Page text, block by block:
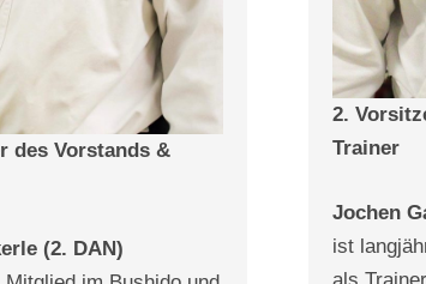
des Vorstands &
(2. DAN)
2.
Trainer
Jochen
ist